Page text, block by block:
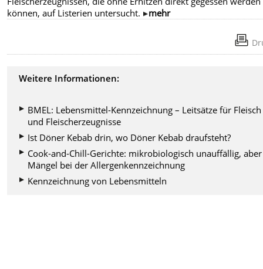
können, auf Listerien untersucht.
mehr
Weitere Informationen:
BMEL: Lebensmittel-Kennzeichnung – Leitsätze für Fleisch
und Fleischerzeugnisse
Ist Döner Kebab drin, wo Döner Kebab draufsteht?
Cook-and-Chill-Gerichte: mikrobiologisch unauffällig, aber
Mängel bei der Allergenkennzeichnung
Kennzeichnung von Lebensmitteln